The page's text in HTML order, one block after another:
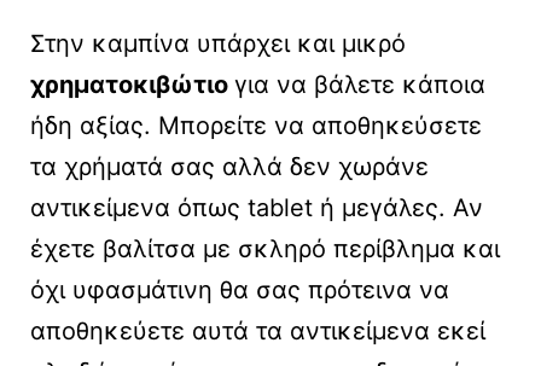
Στην καμπίνα υπάρχει και μικρό
χρηματοκιβώτιο για να βάλετε κάποια
ήδη αξίας. Μπορείτε να αποθηκεύσετε
τα χρήματά σας αλλά δεν χωράνε
αντικείμενα όπως tablet ή μεγάλες. Αν
έχετε βαλίτσα με σκληρό περίβλημα και
όχι υφασμάτινη θα σας πρότεινα να
αποθηκεύετε αυτά τα αντικείμενα εκεί